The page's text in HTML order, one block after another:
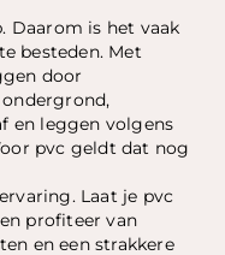
Daarom is het vaak
besteden. Met
door
en leggen volgens
pvc geldt dat nog
Laat je pvc
profiteer van
en een strakkere